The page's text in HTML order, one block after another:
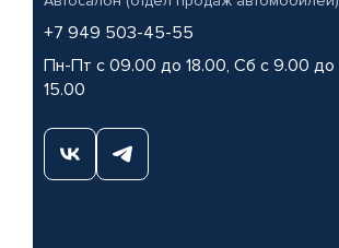
+7 949 503-45-55
Пн-Пт с 09.00 до 18.00, Сб с 9.00 до
15.00